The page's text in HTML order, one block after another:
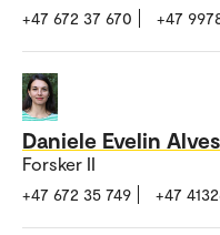
+47 672 37 670 +47
Daniele Evelin Alves
Forsker II
+47 672 35 749 +47